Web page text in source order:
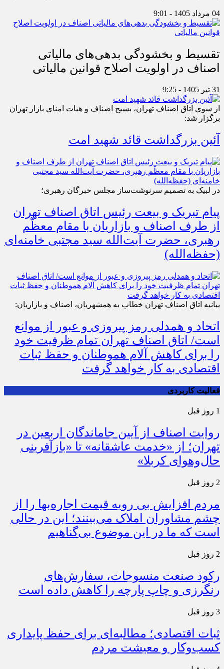
04 مرداد 1405 - 9:01
تقسیط و بخشودگی بدهی‌های مالیاتی
اصناف در اولویت اصلاح قوانین مالیاتی
31 تیر 1405 - 9:25
از سوی اتاق اصناف تهران، بسیج اصناف و هیات امنای بازار تهران
برگزار شد:
آئین بزرگداشت قائد شهید امت
در لبیک به تصمیم سرنوشت‌ساز مجلس خبرگان رهبری؛
پیام تبریک و بیعت رئیس اتاق اصناف تهران
از طرف اصناف و بازاریان با مقام معظّم
رهبری، حضرت آیت‌الله سید مجتبی خامنه‌ای
(حفظه‌الله)
بیانیه اتاق اصناف تهران خطاب به همشهریان، اصناف و بازاریان:
اتحاد و همدلی رمز پیروزی و عبور از موانع
است/ اتاق اصناف تهران تمام ظرفیت خود
را برای کاهش آلام هموطنان و حفظ ثبات
اقتصادی به کار خواهد گرفت
فعالیت کاربردی
1 روز قبل
روایت اصناف از آیین جاماندگان اربعین در
تهران؛ از «خدمت عاشقانه» تا «بازآفرینی
حال‌وهوای کربلا»
2 روز قبل
مردم افزایش بی رویه قیمت اجاره‌بها را از
چشم مشاوران املاک می‌بینند؛ این در حالی
است که ما در این موضوع بی‌گناهیم
2 روز قبل
رکود صنعت منسوجات، سفارش‌های
رنگرزی و چاپ پارچه را کاهش داده است
3 روز قبل
ثبات اقتصادی؛ مطالبه‌ای برای حفظ پایداری
کسب‌وکار و معیشت مردم